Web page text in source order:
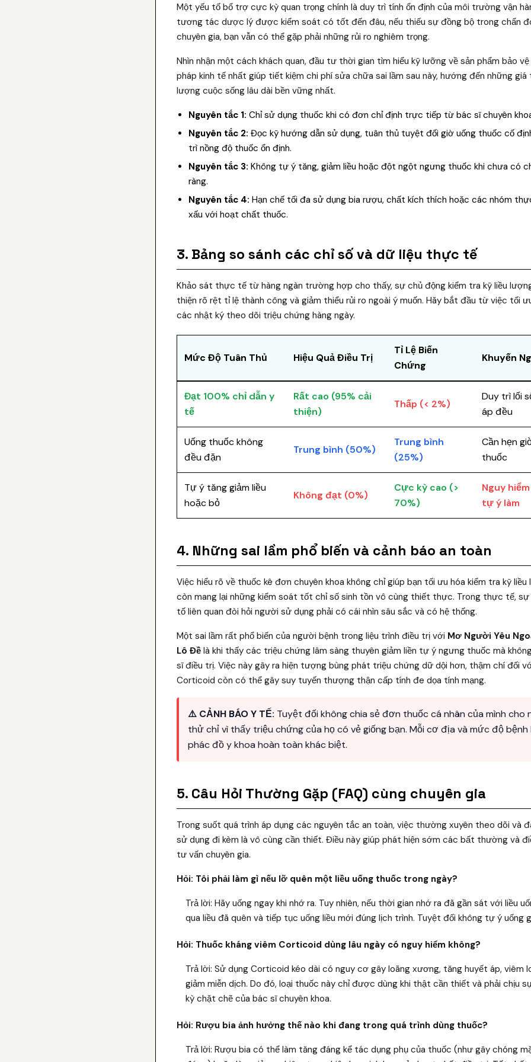
Một yếu tố bổ trợ cực kỳ quan trọng chính là duy trì tính ổn định của môi trường vận
tương tác dược lý được kiểm soát có tốt đến đâu, nếu thiếu sự đồng bộ trong chẩn
chuyên gia, bạn vẫn có thể gặp phải những rủi ro nghiêm trọng.
Nhìn nhận một cách khách quan, đầu tư thời gian tìm hiểu kỹ lưỡng về sản phẩm bảo
pháp kinh tế nhất giúp tiết kiệm chi phí sửa chữa sai lầm sau này, hướng đến những
lượng cuộc sống lâu dài bền vững nhất.
Nguyên tắc 1: Chỉ sử dụng thuốc khi có đơn chỉ định trực tiếp từ bác sĩ chuyên
Nguyên tắc 2: Đọc kỹ hướng dẫn sử dụng, tuân thủ tuyệt đối giờ uống thuốc cố
trì nồng độ thuốc ổn định.
Nguyên tắc 3: Không tự ý tăng, giảm liều hoặc đột ngột ngưng thuốc khi chưa có
ràng.
Nguyên tắc 4: Hạn chế tối đa sử dụng bia rượu, chất kích thích hoặc các nhóm
xấu với hoạt chất thuốc.
3. Bảng so sánh các chỉ số và dữ liệu thực tế
Khảo sát thực tế từ hàng ngàn trường hợp cho thấy, sự chủ động kiểm tra kỹ liều
thiện rõ rệt tỉ lệ thành công và giảm thiểu rủi ro ngoài ý muốn. Hãy bắt đầu từ việc tối
các nhật ký theo dõi triệu chứng hàng ngày.
Mức Độ Tuân Thủ Hiệu Quả Điều Trị
Tỉ Lệ Biến
Chứng
Khuyến
Đạt 100% chỉ dẫn y
tế
Rất cao (95% cải
thiện)
Thấp (< 2%)
Duy trì lối
áp đều
Uống thuốc không
đều đặn
Trung bình (50%)
Trung bình
(25%)
Cần hẹn
thuốc
Tự ý tăng giảm liều
hoặc bỏ
Không đạt (0%)
Cực kỳ cao (>
70%)
Nguy
tự ý làm
4. Những sai lầm phổ biến và cảnh báo an toàn
Việc hiểu rõ về thuốc kê đơn chuyên khoa không chỉ giúp bạn tối ưu hóa kiểm tra kỹ
còn mang lại những kiểm soát tốt chỉ số sinh tồn vô cùng thiết thực. Trong thực tế,
tố liên quan đòi hỏi người sử dụng phải có cái nhìn sâu sắc và có hệ thống.
Một sai lầm rất phổ biến của người bệnh trong liệu trình điều trị với Mơ Người Yêu
Lô Đề là khi thấy các triệu chứng lâm sàng thuyên giảm liền tự ý ngưng thuốc mà
sĩ điều trị. Việc này gây ra hiện tượng bùng phát triệu chứng dữ dội hơn, thậm chí đối
Corticoid còn có thể gây suy tuyến thượng thận cấp tính đe dọa tính mạng.
⚠️ CẢNH BÁO Y TẾ: Tuyệt đối không chia sẻ đơn thuốc cá nhân của mình cho
thử chỉ vì thấy triệu chứng của họ có vẻ giống bạn. Mỗi cơ địa và mức độ bệnh
phác đồ y khoa hoàn toàn khác biệt.
5. Câu Hỏi Thường Gặp (FAQ) cùng chuyên gia
Trong suốt quá trình áp dụng các nguyên tắc an toàn, việc thường xuyên theo dõi và
sử dụng đi kèm là vô cùng cần thiết. Điều này giúp phát hiện sớm các bất thường và
tư vấn chuyên gia.
Hỏi: Tôi phải làm gì nếu lỡ quên một liều uống thuốc trong ngày?
Trả lời: Hãy uống ngay khi nhớ ra. Tuy nhiên, nếu thời gian nhớ ra đã gần sát với liều
qua liều đã quên và tiếp tục uống liều mới đúng lịch trình. Tuyệt đối không tự ý uống
Hỏi: Thuốc kháng viêm Corticoid dùng lâu ngày có nguy hiểm không?
Trả lời: Sử dụng Corticoid kéo dài có nguy cơ gây loãng xương, tăng huyết áp, viêm
giảm miễn dịch. Do đó, loại thuốc này chỉ được dùng khi thật cần thiết và phải chịu
kỳ chặt chẽ của bác sĩ chuyên khoa.
Hỏi: Rượu bia ảnh hưởng thế nào khi đang trong quá trình dùng thuốc?
Trả lời: Rượu bia có thể làm tăng đáng kể tác dụng phụ của thuốc (như gây chóng